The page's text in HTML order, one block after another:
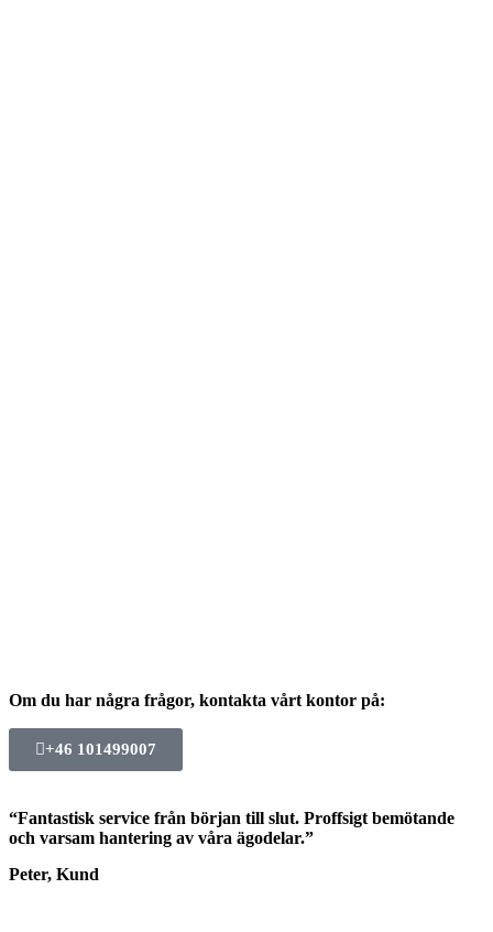
Om du har några frågor, kontakta vårt kontor på:
+46 101499007
“Fantastisk service från början till slut. Proffsigt bemötande
och varsam hantering av våra ägodelar.”
Peter, Kund